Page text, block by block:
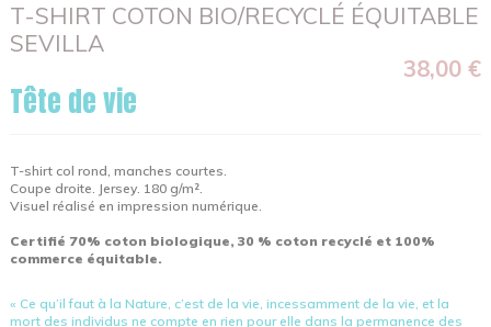
T-SHIRT COTON BIO/RECYCLÉ ÉQUITABLE
SEVILLA
38,00 €
Tête de vie
T-shirt col rond, manches courtes.
Coupe droite. Jersey. 180 g/m².
Visuel réalisé en impression numérique.
Certifié 70% coton biologique, 30 % coton recyclé et 100%
commerce équitable.
« Ce qu’il faut à la Nature, c’est de la vie, incessamment de la vie, et la
mort des individus ne compte en rien pour elle dans la permanence des